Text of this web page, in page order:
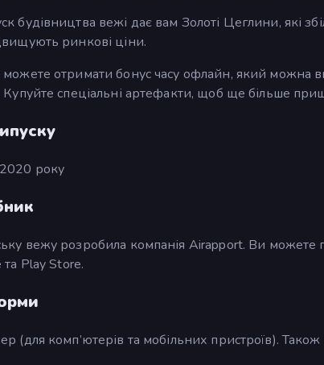
будівництва вежі дає вам Золоті Цеглини, які
ринкові ціни.
отримати бонус часу офлайн, який можна
Купуйте спеціальні артефакти, щоб ще більше
року
вежу розробила компанія Airapport. Ви можете
Play Store.
(для комп’ютерів та мобільних пристроїв). Також